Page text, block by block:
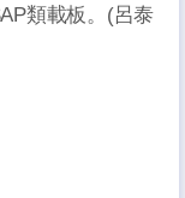
類載板。(呂泰